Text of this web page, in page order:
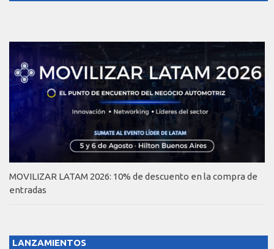
MOVILIZAR LATAM 2026: 10% de descuento en la compra de
entradas
LANZAMIENTOS